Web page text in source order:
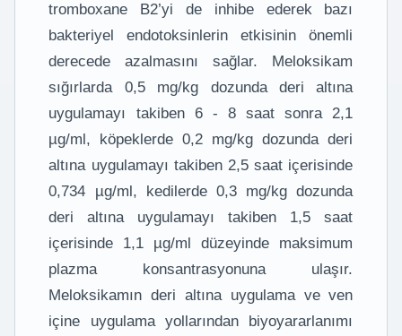
tromboxane B2’yi de inhibe ederek bazı
bakteriyel endotoksinlerin etkisinin önemli
derecede azalmasını sağlar. Meloksikam
sığırlarda 0,5 mg/kg dozunda deri altına
uygulamayı takiben 6 - 8 saat sonra 2,1
µg/ml, köpeklerde 0,2 mg/kg dozunda deri
altına uygulamayı takiben 2,5 saat içerisinde
0,734 µg/ml, kedilerde 0,3 mg/kg dozunda
deri altına uygulamayı takiben 1,5 saat
içerisinde 1,1 µg/ml düzeyinde maksimum
plazma konsantrasyonuna ulaşır.
Meloksikamın deri altına uygulama ve ven
içine uygulama yollarından biyoyararlanımı